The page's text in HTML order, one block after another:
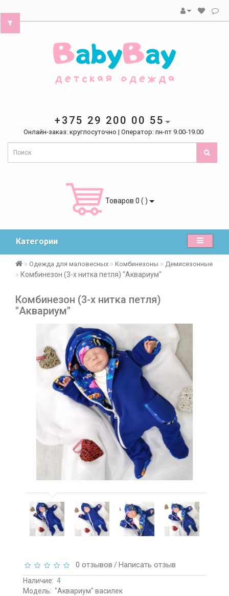
+375 29 200 00 55
Онлайн-заказ: круглосуточно | Оператор: пн-пт 9.00-19.00
Товаров 0 ( )
Категории
Одежда для маловесных Комбинезоны Демисезонные
Комбинезон (3-х нитка петля) "Аквариум"
Комбинезон (3-х нитка петля)
"Аквариум"
0 отзывов /Написать отзыв
Наличие: 4
Модель: "Аквариум" василек